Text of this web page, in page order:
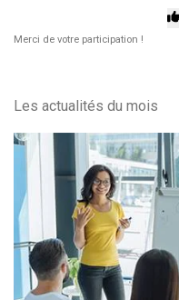
Merci de votre participation !
Les actualités du mois